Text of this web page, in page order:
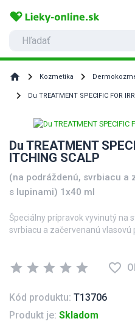
home Kozmetika
Du TREATMENT SPECIFIC FOR
Du TREATMENT
ITCHING SCALP
(na podráždenú, svrbiacu a
s lupinami) 1x40 ml
Špeciálny prípravok vyvinutý na
svrbiacu a začervenanú vlasovú
prípravku pomáhajú
nastaviť jej fyziologickú
chráni pokožku.
star star star star star favorite_border
Kód produktu: T13706
Produkt je: Skladom